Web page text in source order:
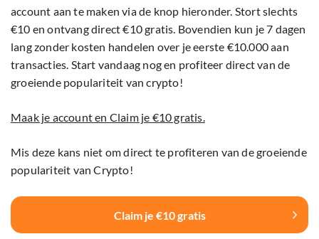
account aan te maken via de knop hieronder. Stort slechts
€10 en ontvang direct €10 gratis. Bovendien kun je 7 dagen
lang zonder kosten handelen over je eerste €10.000 aan
transacties. Start vandaag nog en profiteer direct van de
groeiende populariteit van crypto!
Maak je account en Claim je €10 gratis.
Mis deze kans niet om direct te profiteren van de groeiende
populariteit van Crypto!
Claim je €10 gratis